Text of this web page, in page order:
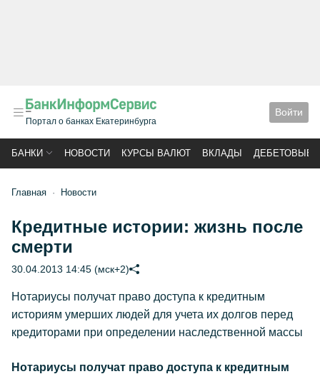
Портал о банках Екатеринбурга
Войти
БАНКИ НОВОСТИ КУРСЫ ВАЛЮТ ВКЛАДЫ ДЕБЕТОВЫЕ
Главная Новости
Кредитные истории: жизнь после
смерти
30.04.2013 14:45 (мск+2)
Нотариусы получат право доступа к кредитным
историям умерших людей для учета их долгов перед
кредиторами при определении наследственной массы
Нотариусы получат право доступа к кредитным